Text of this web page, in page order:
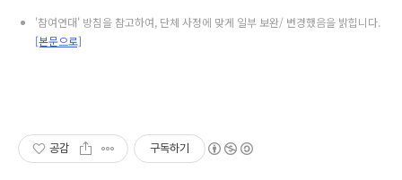
'참여연대' 방침을 참고하여, 단체 사정에 맞게 일부 보완/ 변경했음을 밝힙니다.
[본문으로]
공감 구독하기